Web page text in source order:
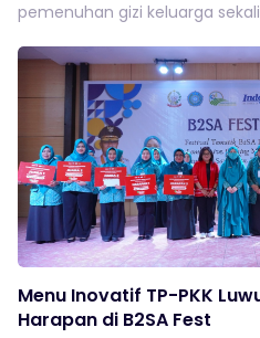
pemenuhan gizi keluarga
Menu Inovatif TP-PKK
Harapan di B2SA Fest